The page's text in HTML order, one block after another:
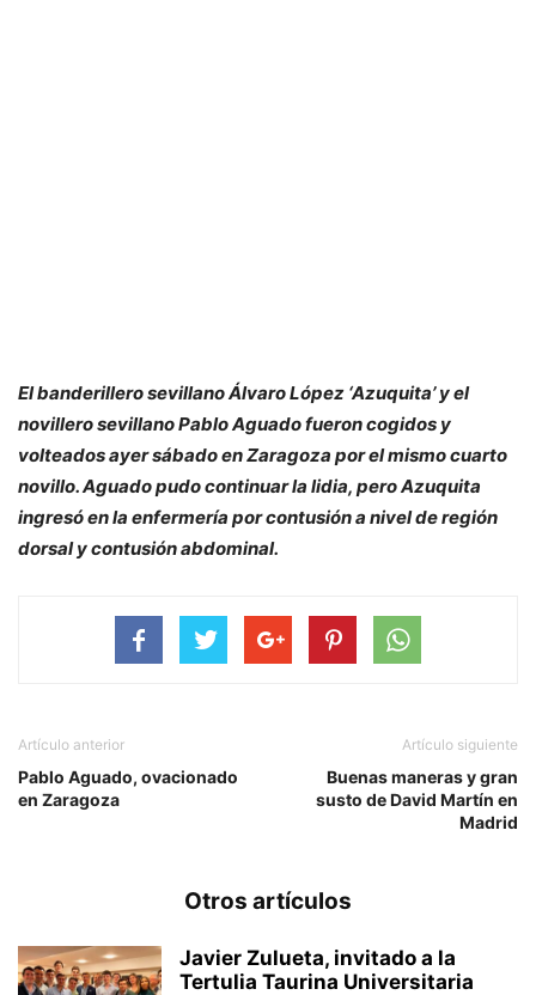
El banderillero sevillano Álvaro López ‘Azuquita’ y el
novillero sevillano Pablo Aguado fueron cogidos y
volteados ayer sábado en Zaragoza por el mismo cuarto
novillo. Aguado pudo continuar la lidia, pero Azuquita
ingresó en la enfermería por contusión a nivel de región
dorsal y contusión abdominal.
Artículo anterior
Pablo Aguado, ovacionado
en Zaragoza
Artículo siguiente
Buenas maneras y gran
susto de David Martín en
Madrid
Otros artículos
Javier Zulueta, invitado a la
Tertulia Taurina Universitaria